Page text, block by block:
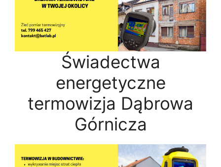
Świadectwa
energetyczne
termowizja Dąbrowa
Górnicza